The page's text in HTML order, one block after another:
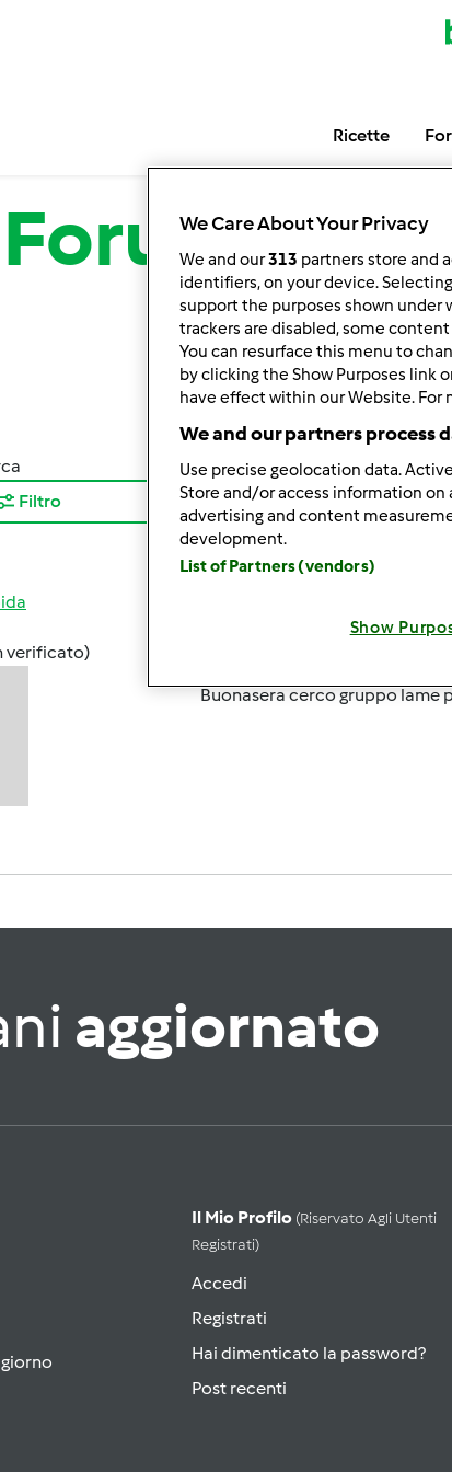
Ricette
Forum
Filtro
Ordina per:
I risultati più recenti
verificato)
Buonasera cerco gruppo lame
aggiornato
Il Mio Profilo (riservato Agli Utenti
Registrati)
Accedi
Registrati
Hai dimenticato la password?
Post recenti
We Care About Your Privacy
We and our313 partners store and
identifiers, on your device.
support the purposes shown under
trackers are disabled, some
You can resurface this menu to
by clicking the Show Purposes link
have effect within our Website. For
We and our partners process
Use precise geolocation data.
Store and/or access information
advertising and content
development.
List of Partners (vendors)
Show